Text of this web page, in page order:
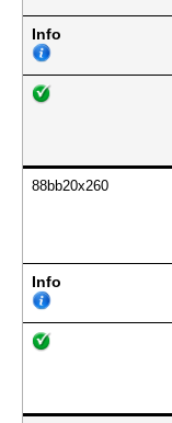
Info
88bb20x260
Info